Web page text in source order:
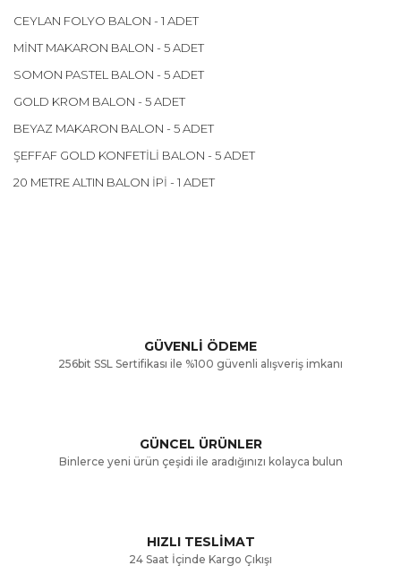
CEYLAN FOLYO BALON - 1 ADET
MİNT MAKARON BALON - 5 ADET
SOMON PASTEL BALON - 5 ADET
GOLD KROM BALON - 5 ADET
BEYAZ MAKARON BALON - 5 ADET
ŞEFFAF GOLD KONFETİLİ BALON - 5 ADET
20 METRE ALTIN BALON İPİ - 1 ADET
Ürün resmi kalitesiz, bozuk veya görüntülenemiyor.
Ürün bilgilerinde hatalar bulunuyor.
GÜVENLİ ÖDEME
256bit SSL Sertifikası ile %100 güvenli alışveriş imkanı
GÜNCEL ÜRÜNLER
Binlerce yeni ürün çeşidi ile aradığınızı kolayca bulun
HIZLI TESLİMAT
24 Saat İçinde Kargo Çıkışı